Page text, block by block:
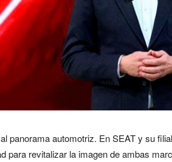
panorama automotriz. En SEAT y su
para revitalizar la imagen de ambas